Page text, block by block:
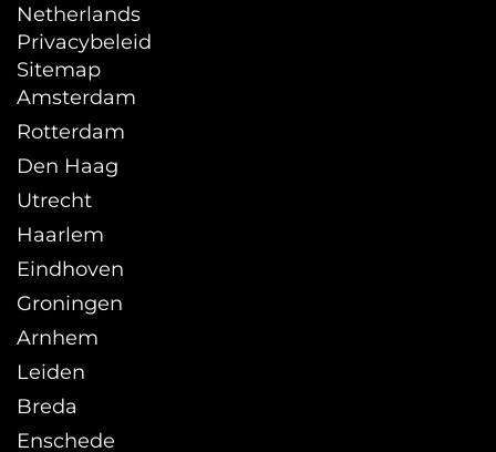
Netherlands
Privacybeleid
Sitemap
Amsterdam
Rotterdam
Den Haag
Utrecht
Haarlem
Eindhoven
Groningen
Arnhem
Leiden
Breda
Enschede